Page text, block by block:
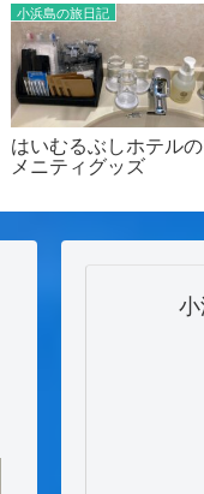
縄～出会
小浜島の旅日記
石垣島のツアーガイ
八幡暁さんとカヤック
in石長田海岸～（３日